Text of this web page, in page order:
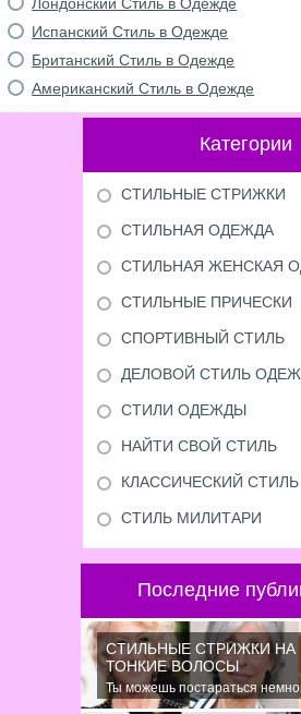
Испанский Стиль в Одежде
Британский Стиль в Одежде
Американский Стиль в Одежде
Категории
СТИЛЬНЫЕ СТРИЖКИ
СТИЛЬНАЯ ОДЕЖДА
СТИЛЬНАЯ ЖЕНСКАЯ
СТИЛЬНЫЕ ПРИЧЕСКИ
СПОРТИВНЫЙ СТИЛЬ
ДЕЛОВОЙ СТИЛЬ
СТИЛИ ОДЕЖДЫ
НАЙТИ СВОЙ СТИЛЬ
КЛАССИЧЕСКИЙ
СТИЛЬ МИЛИТАРИ
Последние
СТИЛЬНЫЕ СТРИЖКИ НА
ТОНКИЕ ВОЛОСЫ
Ты можешь постараться
уплотнить свои тонкие волосы